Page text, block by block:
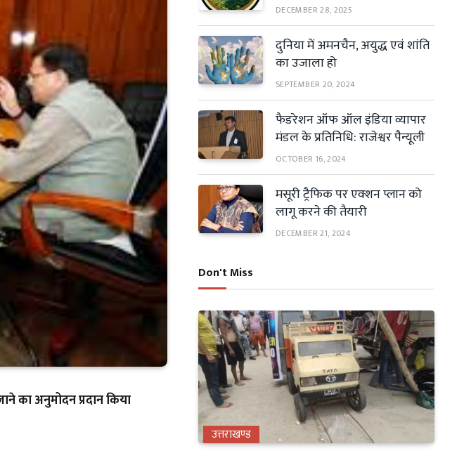
का अनुमोदन प्रदान किया
DECEMBER 28, 2025
दुनिया में अमनचैन, अयुद्ध एवं शांति
का उजाला हो
SEPTEMBER 20, 2024
फैडरेशन ऑफ ऑल इंडिया व्यापार
मंडल के प्रतिनिधि: राजेश्वर पैन्यूली
OCTOBER 16, 2024
मसूरी ट्रैफिक पर एक्शन प्लान को
लागू करने की तैयारी
DECEMBER 21, 2024
Don't Miss
उत्तराखण्ड